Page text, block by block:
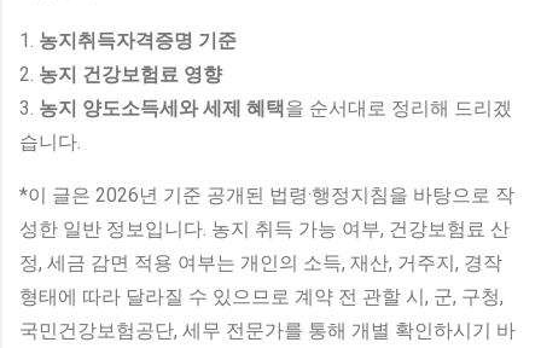
1. 농지취득자격증명 기준
2. 농지 건강보험료 영향
3. 농지 양도소득세와 세제 혜택을 순서대로 정리해 드리겠
습니다.
*이 글은 2026년 기준 공개된 법령·행정지침을 바탕으로 작
성한 일반 정보입니다. 농지 취득 가능 여부, 건강보험료 산
정, 세금 감면 적용 여부는 개인의 소득, 재산, 거주지, 경작
형태에 따라 달라질 수 있으므로 계약 전 관할 시, 군, 구청,
국민건강보험공단, 세무 전문가를 통해 개별 확인하시기 바